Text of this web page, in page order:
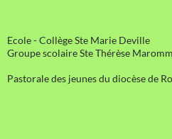
Ecole - Collège Ste Marie Deville
Groupe scolaire Ste Thérèse
Pastorale des jeunes du diocèse de